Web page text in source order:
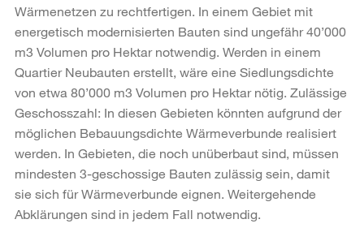
Wärmenetzen zu rechtfertigen. In einem Gebiet mit
energetisch modernisierten Bauten sind ungefähr 40’000
m3 Volumen pro Hektar notwendig. Werden in einem
Quartier Neubauten erstellt, wäre eine Siedlungsdichte
von etwa 80’000 m3 Volumen pro Hektar nötig. Zulässige
Geschosszahl: In diesen Gebieten könnten aufgrund der
möglichen Bebauungsdichte Wärmeverbunde realisiert
werden. In Gebieten, die noch unüberbaut sind, müssen
mindesten 3-geschossige Bauten zulässig sein, damit
sie sich für Wärmeverbunde eignen. Weitergehende
Abklärungen sind in jedem Fall notwendig.